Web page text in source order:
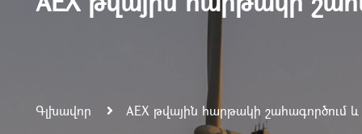
Գլխավոր AEX թվային հարթակի շահագործում